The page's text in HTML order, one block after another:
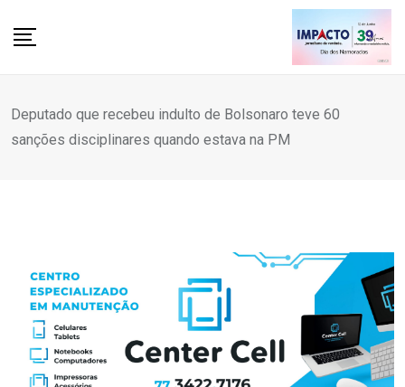
Deputado que recebeu indulto de Bolsonaro teve 60
sanções disciplinares quando estava na PM